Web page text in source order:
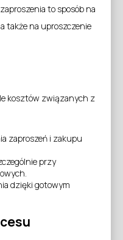
to sposób na
także na uproszczenie
kosztów związanych z
zaproszeń i zakupu
przy
dzięki gotowym